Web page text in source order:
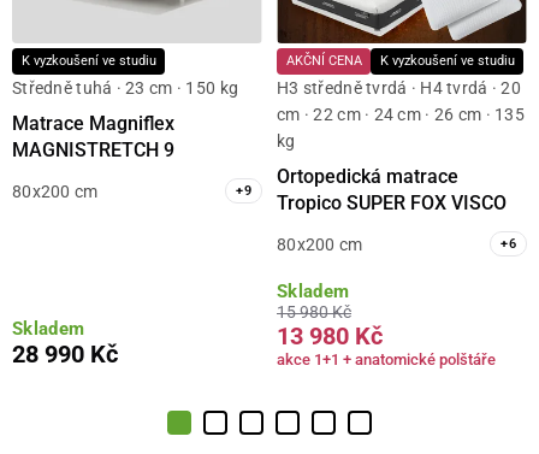
K vyzkoušení ve studiu
Středně tuhá · 23 cm · 150 kg
Matrace Magniflex
MAGNISTRETCH 9
80x200 cm +9
Skladem
28 990 Kč
AKČNÍ CENA K vyzkoušení ve studiu
H3 středně tvrdá · H4 tvrdá · 20
cm · 22 cm · 24 cm · 26 cm · 135
kg
Ortopedická matrace
Tropico SUPER FOX VISCO
80x200 cm +6
Skladem
15 980 Kč
13 980 Kč
akce 1+1 + anatomické polštáře